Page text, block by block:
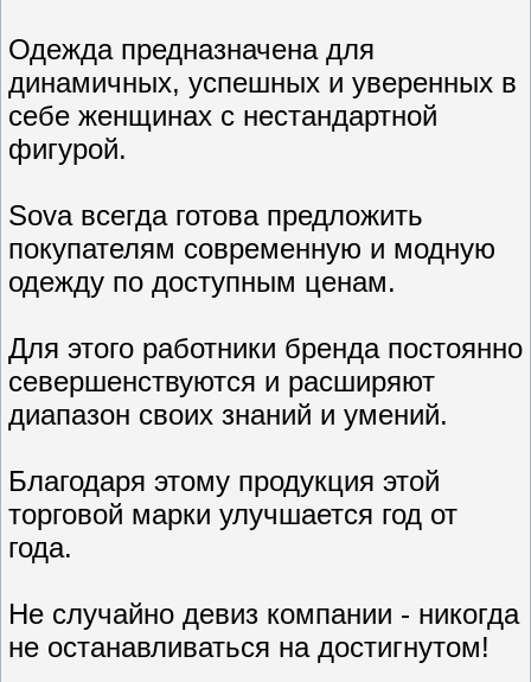
Одежда предназначена для
динамичных, успешных и уверенных в
себе женщинах с нестандартной
фигурой.
Sova всегда готова предложить
покупателям современную и модную
одежду по доступным ценам.
Для этого работники бренда постоянно
севершенствуются и расширяют
диапазон своих знаний и умений.
Благодаря этому продукция этой
торговой марки улучшается год от
года.
Не случайно девиз компании - никогда
не останавливаться на достигнутом!